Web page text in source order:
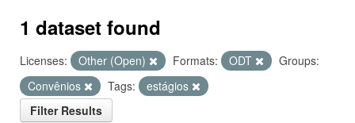
1 dataset found
Licenses: Other (Open) Formats: ODT
Groups:
Convênios
Tags:
estágios
Filter Results